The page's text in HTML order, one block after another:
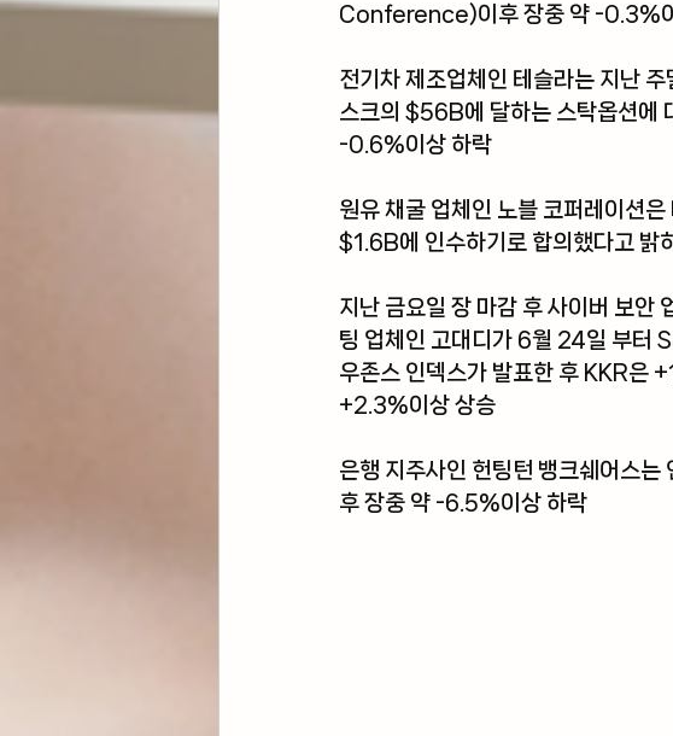
Conference)이후 장중 약 -0.3%
전기차 제조업체인 테슬라는 지난
스크의 $56B에 달하는 스탁옵션에
-0.6%이상 하락
원유 채굴 업체인 노블 코퍼레이션은
$1.6B에 인수하기로 합의했다고
지난 금요일 장 마감 후 사이버 보안
팅 업체인 고대디 가 6월 24일 부터
우존스 인덱스가 발표한 후 KKR은
+2.3%이상 상승
은행 지주사인 헌팅턴 뱅크쉐어스는
후 장중 약 -6.5%이상 하락